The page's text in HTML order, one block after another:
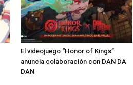
El videojuego “Honor of Kings”
anuncia colaboración con DAN DA
DAN